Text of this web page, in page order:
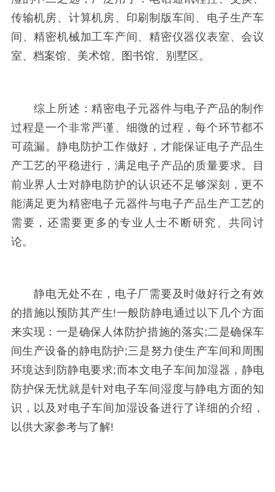
传输机房、计算机房、印刷制版车间、电子生产车
间、精密机械加工车产间、精密仪器仪表室、会议
室、档案馆、美术馆、图书馆、别墅区。
综上所述：精密电子元器件与电子产品的制作
过程是一个非常严谨、细微的过程，每个环节都不
可疏漏。静电防护工作做好，才能保证电子产品生
产工艺的平稳进行，满足电子产品的质量要求。目
前业界人士对静电防护的认识还不足够深刻，更不
能满足更为精密电子元器件与电子产品生产工艺的
需要，还需要更多的专业人士不断研究、共同讨
论。
静电无处不在，电子厂需要及时做好行之有效
的措施以预防其产生!一般防静电通过以下几个方面
来实现：一是确保人体防护措施的落实;二是确保车
间生产设备的静电防护;三是努力使生产车间和周围
环境达到防静电要求;而本文电子车间加湿器，静电
防护保无忧就是针对电子车间湿度与静电方面的知
识，以及对电子车间加湿设备进行了详细的介绍，
以供大家参考与了解!